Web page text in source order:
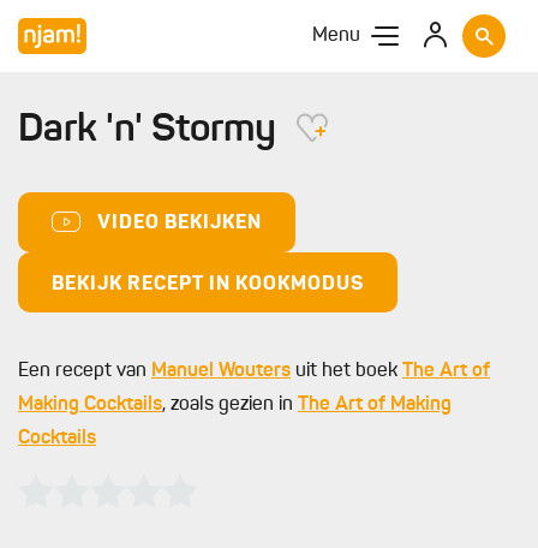
Menu
Dark 'n' Stormy
VIDEO BEKIJKEN
BEKIJK RECEPT IN KOOKMODUS
Een recept van Manuel Wouters uit het boek
The Art of
Making Cocktails, zoals gezien in
The Art of Making
Cocktails